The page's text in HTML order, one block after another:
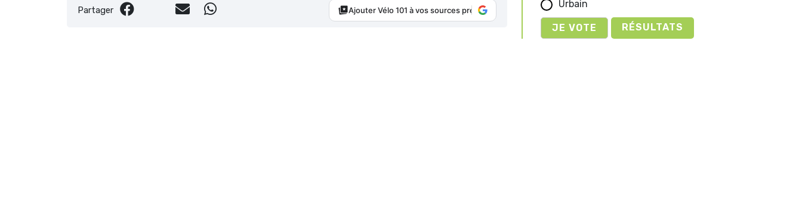
Partager Ajouter Vélo 101 à vos sources préférées
Urbain
RÉSULTATS